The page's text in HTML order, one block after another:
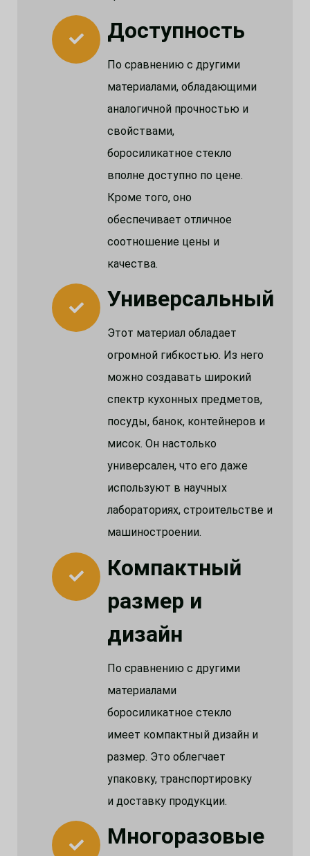
Доступность
По сравнению с другими
материалами, обладающими
аналогичной прочностью и
свойствами,
боросиликатное стекло
вполне доступно по цене.
Кроме того, оно
обеспечивает отличное
соотношение цены и
качества.
Универсальный
Этот материал обладает
огромной гибкостью. Из него
можно создавать широкий
спектр кухонных предметов,
посуды, банок, контейнеров и
мисок. Он настолько
универсален, что его даже
используют в научных
лабораториях, строительстве и
машиностроении.
Компактный
размер и
дизайн
По сравнению с другими
материалами
боросиликатное стекло
имеет компактный дизайн и
размер. Это облегчает
упаковку, транспортировку
и доставку продукции.
Многоразовые